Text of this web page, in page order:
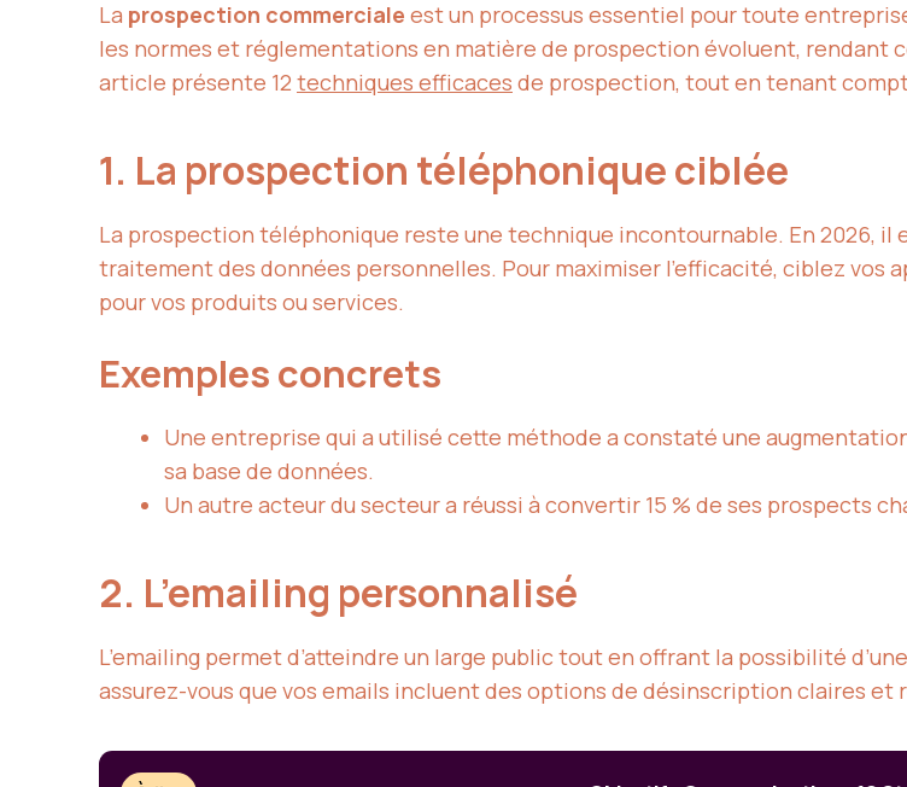
La prospection commerciale est un processus essentiel pour toute
les normes et réglementations en matière de prospection évoluent, rendant
article présente 12 techniques efficaces de prospection, tout en tenant
1. La prospection téléphonique ciblée
La prospection téléphonique reste une technique incontournable. En 2026, il
traitement des données personnelles. Pour maximiser l’efficacité, ciblez
pour vos produits ou services.
Exemples concrets
Une entreprise qui a utilisé cette méthode a constaté une
sa base de données.
Un autre acteur du secteur a réussi à convertir 15 % de ses prospects
2. L’emailing personnalisé
L’emailing permet d’atteindre un large public tout en offrant la possibilité
assurez-vous que vos emails incluent des options de désinscription claires